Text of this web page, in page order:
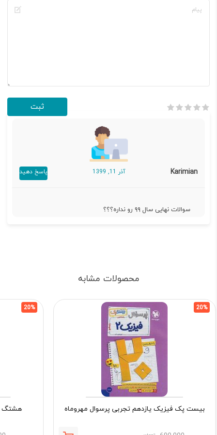
Karimian آذر 11, 1399 پاسخ دهید
سوالات نهایی سال ۹۹ رو نداره؟؟؟
محصولات مشابه
20%
بیست پک فیزیک یازدهم تجربی پرسوال مهروماه
20%
هشتگ